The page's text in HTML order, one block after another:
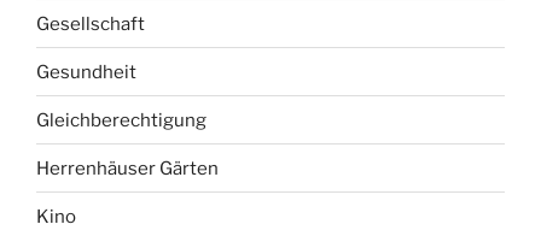
Gesellschaft
Gesundheit
Gleichberechtigung
Herrenhäuser Gärten
Kino